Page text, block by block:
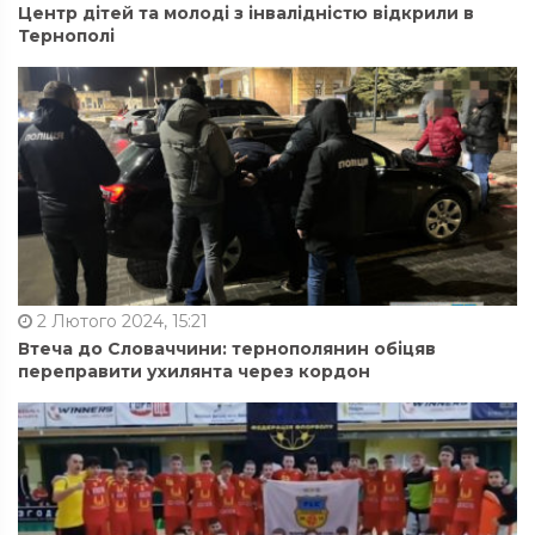
Центр дітей та молоді з інвалідністю відкрили в
Тернополі
2 Лютого 2024, 15:21
Втеча до Словаччини: тернополянин обіцяв
переправити ухилянта через кордон